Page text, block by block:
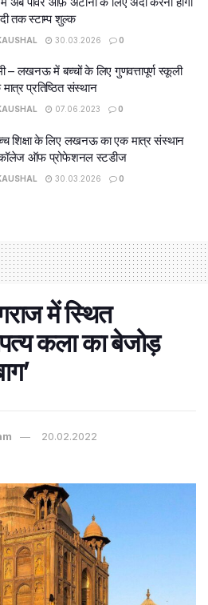
तक स्टाम्प शुल्क
30.03.2026 0
– लखनऊ में बच्चों के लिए गुणवत्तापूर्ण स्कूली
मात्र प्रतिष्ठित संस्थान
07.06.2023 0
शिक्षा के लिए लखनऊ का एक मात्र संस्थान
कॉलेज ऑफ प्रोफेशनल स्टडीज
30.03.2026 0
में स्थित
कला का बेजोड़
20.02.2022